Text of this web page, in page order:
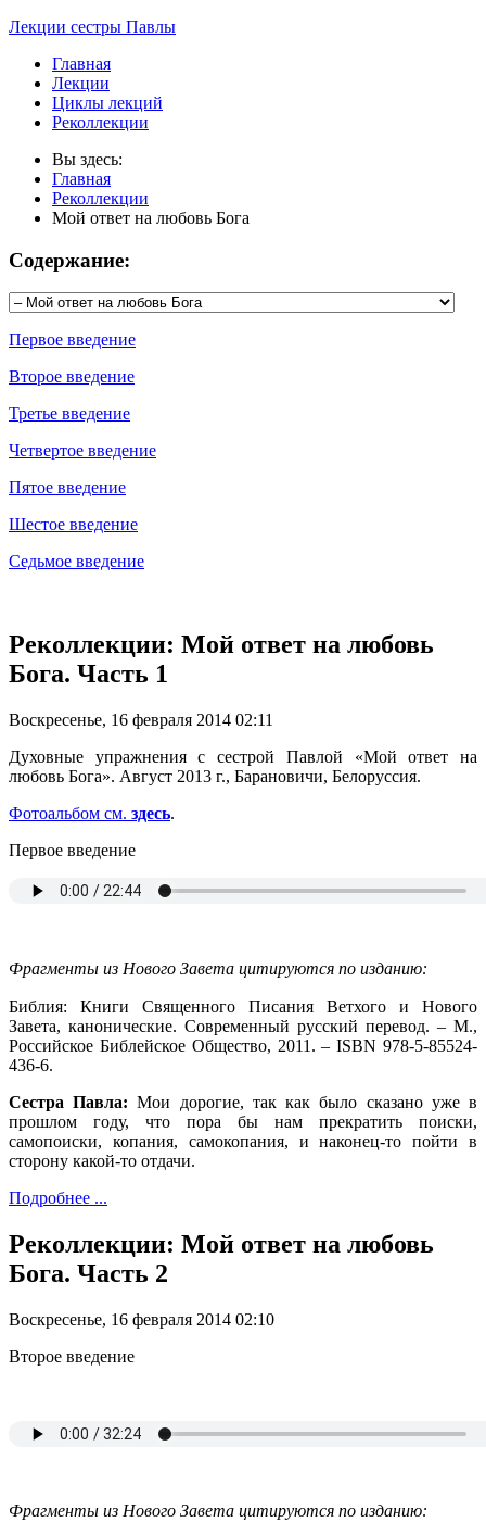
Лекции сестры Павлы
Главная
Лекции
Циклы лекций
Реколлекции
Вы здесь:
Главная
Реколлекции
Мой ответ на любовь Бога
Содержание:
Первое введение
Второе введение
Третье введение
Четвертое введение
Пятое введение
Шестое введение
Седьмое введение
Реколлекции: Мой ответ на любовь
Бога. Часть 1
Воскресенье, 16 февраля 2014 02:11
Духовные упражнения с сестрой Павлой «Мой ответ на
любовь Бога». Август 2013 г., Барановичи, Белоруссия.
Фотоальбом см. здесь.
Первое введение
Фрагменты из Нового Завета цитируются по изданию:
Библия: Книги Священного Писания Ветхого и Нового
Завета, канонические. Современный русский перевод. – М.,
Российское Библейское Общество, 2011. – ISBN 978-5-85524-
436-6.
Сестра Павла: Мои дорогие, так как было сказано уже в
прошлом году, что пора бы нам прекратить поиски,
самопоиски, копания, самокопания, и наконец-то пойти в
сторону какой-то отдачи.
Подробнее ...
Реколлекции: Мой ответ на любовь
Бога. Часть 2
Воскресенье, 16 февраля 2014 02:10
Второе введение
Фрагменты из Нового Завета цитируются по изданию: